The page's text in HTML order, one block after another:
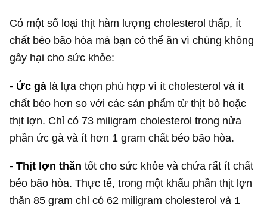
Có một số loại thịt hàm lượng cholesterol thấp, ít
chất béo bão hòa mà bạn có thể ăn vì chúng không
gây hại cho sức khỏe:
- Ức gà là lựa chọn phù hợp vì ít cholesterol và ít
chất béo hơn so với các sản phẩm từ thịt bò hoặc
thịt lợn. Chỉ có 73 miligram cholesterol trong nửa
phần ức gà và ít hơn 1 gram chất béo bão hòa.
- Thịt lợn thăn tốt cho sức khỏe và chứa rất ít chất
béo bão hòa. Thực tế, trong một khẩu phần thịt lợn
thăn 85 gram chỉ có 62 miligram cholesterol và 1